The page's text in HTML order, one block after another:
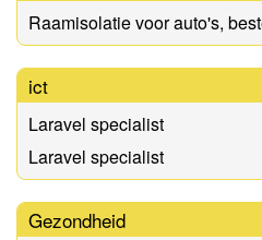
Raamisolatie voor auto's,
ict
Laravel specialist
Laravel specialist
Gezondheid